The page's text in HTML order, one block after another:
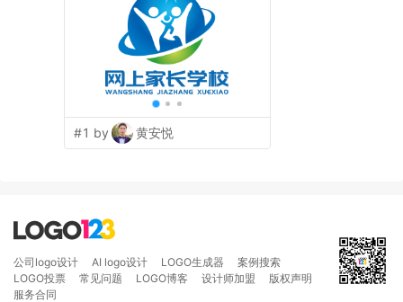
#1 by 黄安悦
公司logo设计 AI logo设计 LOGO生成器
案例搜索
LOGO投票
常见问题 LOGO博客 设计师加盟
版权声明
服务合同